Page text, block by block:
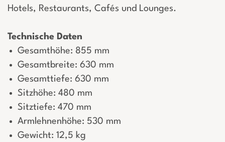
Hotels, Restaurants, Cafés und Lounges.
Technische Daten
Gesamthöhe: 855 mm
Gesamtbreite: 630 mm
Gesamttiefe: 630 mm
Sitzhöhe: 480 mm
Sitztiefe: 470 mm
Armlehnenhöhe: 530 mm
Gewicht: 12,5 kg